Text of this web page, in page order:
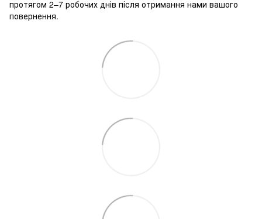
протягом 2–7 робочих днів після отримання нами вашого
повернення.